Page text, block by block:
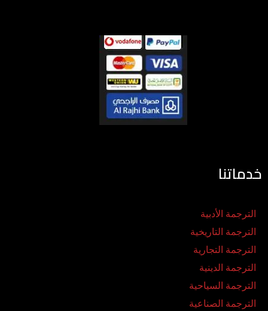
خدماتنا
الترجمة الأدبية
الترجمة التاريخية
الترجمة التجارية
الترجمة الدينية
الترجمة السياحية
الترجمة الصناعية